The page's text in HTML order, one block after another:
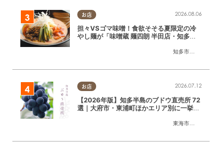
お店
知多市半田市
2026.08.06
担々VSゴマ味噌！食欲そそる夏限定の冷
やし麺が「味噌蔵 麺四朗 半田店・知多
お店
東海市大府市
2026.07.12
【2026年版】知多半島のブドウ直売所 72
選｜大府市・東浦町ほかエリア別に一挙紹